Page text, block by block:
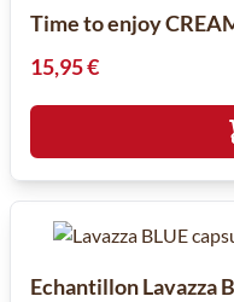
Time to enjoy
15,95 €
Echantillon Lavazza